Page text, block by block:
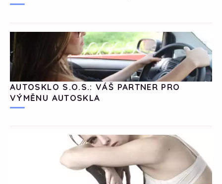
AUTOSKLO S.O.S.: VÁŠ PARTNER PRO
VÝMĚNU AUTOSKLA